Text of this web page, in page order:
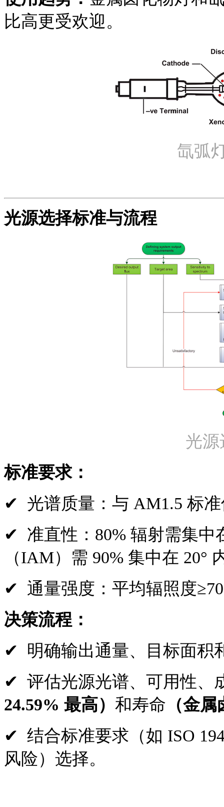
比高更受欢迎。
氙弧
光源选择标准与流程
光源
标准要求：
✔ 光谱质量：与 AM1.5 标
✔ 准直性： 80% 辐射需集中
（IAM）需 90% 集中在 20°
✔ 通量强度：平均辐照度
决策流程：
✔ 明确输出通量、目标面积
✔ 评估光源光谱、可用性、
24.59% 最高） 和寿命 （金
✔ 结合标准要求（如 ISO
风险）选择。